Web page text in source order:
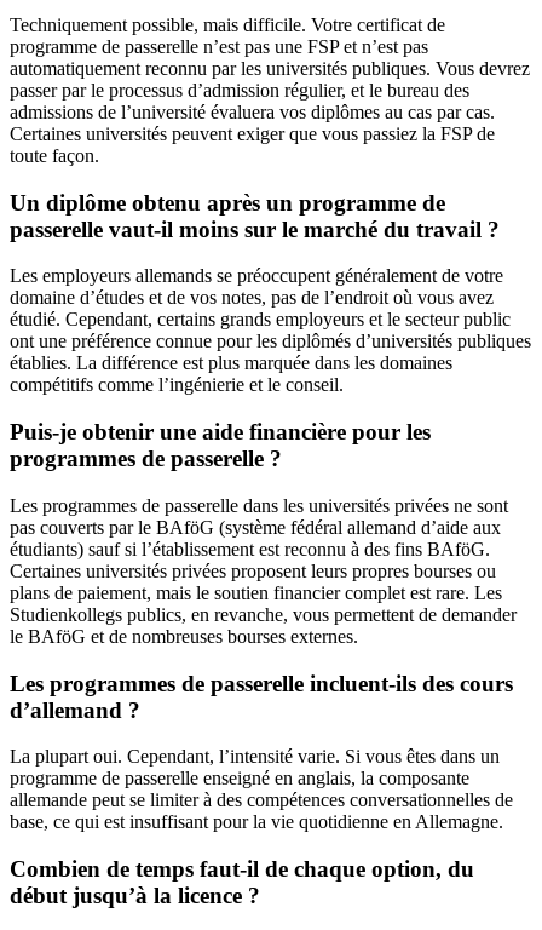
Techniquement possible, mais difficile. Votre certificat de
programme de passerelle n’est pas une FSP et n’est pas
automatiquement reconnu par les universités publiques. Vous devrez
passer par le processus d’admission régulier, et le bureau des
admissions de l’université évaluera vos diplômes au cas par cas.
Certaines universités peuvent exiger que vous passiez la FSP de
toute façon.
Un diplôme obtenu après un programme de
passerelle vaut-il moins sur le marché du travail ?
Les employeurs allemands se préoccupent généralement de votre
domaine d’études et de vos notes, pas de l’endroit où vous avez
étudié. Cependant, certains grands employeurs et le secteur public
ont une préférence connue pour les diplômés d’universités publiques
établies. La différence est plus marquée dans les domaines
compétitifs comme l’ingénierie et le conseil.
Puis-je obtenir une aide financière pour les
programmes de passerelle ?
Les programmes de passerelle dans les universités privées ne sont
pas couverts par le BAföG (système fédéral allemand d’aide aux
étudiants) sauf si l’établissement est reconnu à des fins BAföG.
Certaines universités privées proposent leurs propres bourses ou
plans de paiement, mais le soutien financier complet est rare. Les
Studienkollegs publics, en revanche, vous permettent de demander
le BAföG et de nombreuses bourses externes.
Les programmes de passerelle incluent-ils des cours
d’allemand ?
La plupart oui. Cependant, l’intensité varie. Si vous êtes dans un
programme de passerelle enseigné en anglais, la composante
allemande peut se limiter à des compétences conversationnelles de
base, ce qui est insuffisant pour la vie quotidienne en Allemagne.
Combien de temps faut-il de chaque option, du
début jusqu’à la licence ?